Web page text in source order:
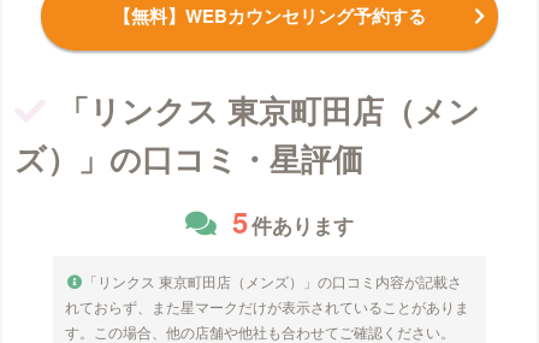
【無料】WEBカウンセリング予約する
「リンクス 東京町田店（メン
ズ）」の口コミ・星評価
5件あります
「リンクス 東京町田店（メンズ）」の口コミ内容が記載さ
れておらず、また星マークだけが表示されていることがありま
す。この場合、他の店舗や他社も合わせてご確認ください。